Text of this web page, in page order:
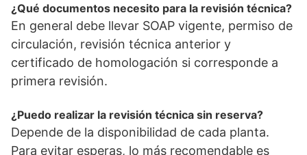
¿Qué documentos necesito para la revisión técnica?
En general debe llevar SOAP vigente, permiso de
circulación, revisión técnica anterior y
certificado de homologación si corresponde a
primera revisión.
¿Puedo realizar la revisión técnica sin reserva?
Depende de la disponibilidad de cada planta.
Para evitar esperas, lo más recomendable es